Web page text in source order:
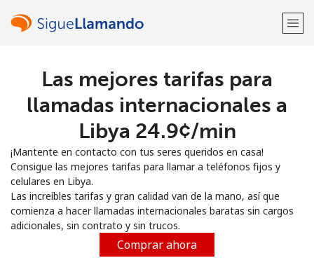
¡Bienvenido!
Regístrate con
o
Las mejores tarifas para
llamadas internacionales a
Libya ⁦24.9¢⁩/min
¡Mantente en contacto con tus seres queridos en casa!
Consigue las mejores tarifas para llamar a teléfonos fijos y
celulares en Libya.
Las increíbles tarifas y gran calidad van de la mano, así que
comienza a hacer llamadas internacionales baratas sin cargos
adicionales, sin contrato y sin trucos.
Comprar ahora